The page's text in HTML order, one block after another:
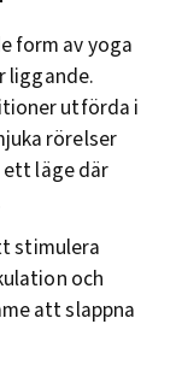
form av yoga
liggande.
utförda i
rörelser
läge där
stimulera
och
att slappna